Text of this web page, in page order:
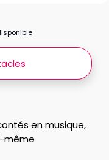
en musique,
même